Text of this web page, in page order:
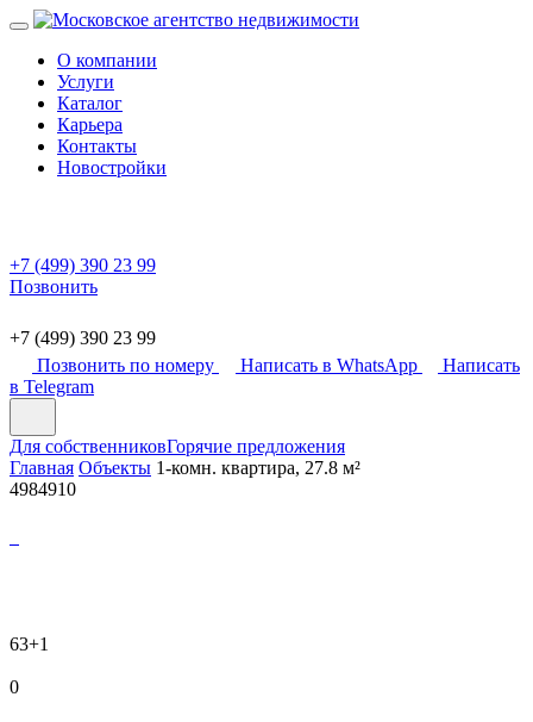
О компании
Услуги
Каталог
Карьера
Контакты
Новостройки
+7 (499) 390 23 99
Позвонить
+7 (499) 390 23 99
Позвонить по номеру
Написать в WhatsApp
Написать
в Telegram
Для собственниковГорячие предложения
Главная Объекты 1-комн. квартира, 27.8 м²
4984910
63+1
0